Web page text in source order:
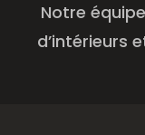
Notre
d’intérieurs